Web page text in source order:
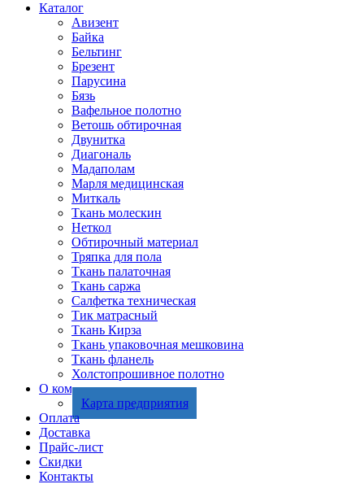
Каталог
Авизент
Байка
Бельтинг
Брезент
Парусина
Бязь
Вафельное полотно
Ветошь обтирочная
Двунитка
Диагональ
Мадаполам
Марля медицинская
Миткаль
Ткань молескин
Неткол
Обтирочный материал
Тряпка для пола
Ткань палаточная
Ткань саржа
Салфетка техническая
Тик матрасный
Ткань Кирза
Ткань упаковочная мешковина
Ткань фланель
Холстопрошивное полотно
О компании
Карта предприятия
Оплата
Доставка
Прайс-лист
Скидки
Контакты